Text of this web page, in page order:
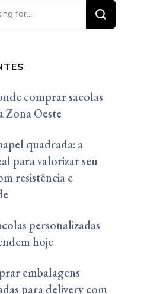
comprar sacolas
Zona Oeste
quadrada: a
para valorizar seu
resistência e
personalizadas
hoje
embalagens
para delivery com